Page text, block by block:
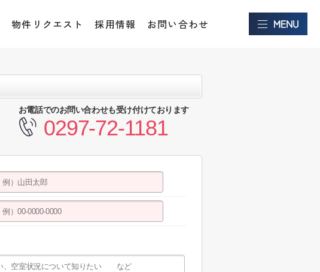
物件リクエスト 採用情報 お問い合わせ
お電話でのお問い合わせも受け付けております
0297-72-1181